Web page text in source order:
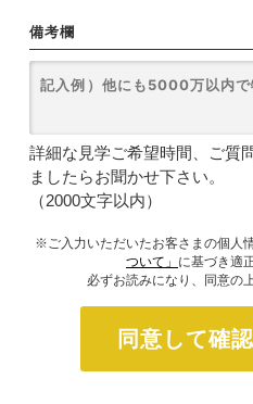
備考欄
詳細な見学ご希望時間、ご質
ましたらお聞かせ下さい。
（2000文字以内）
※ご入力いただいたお客さまの個人情
ついて」 に基づき適
必ずお読みになり、同意の
同意して確